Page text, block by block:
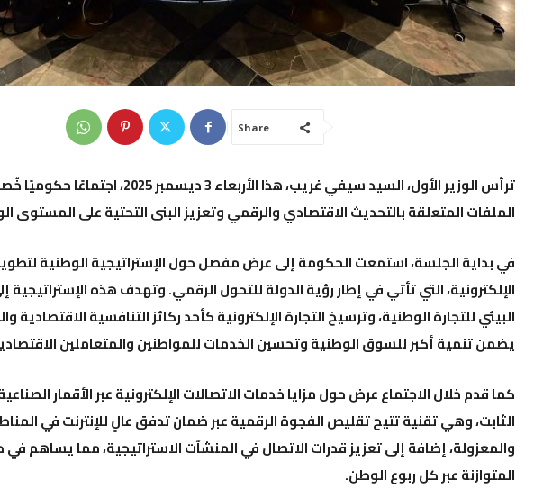
Share
ترأس الوزير الأول، السيدسيفي غريب، هذا الأربعاء3 ديسمبر 2025
، اجتماعًا حكوميًا
الملفات المتعلقة بالتحديث الاقتصادي والرقمي وتعزيز البنى التحتية على المستوى
في بداية الجلسة، استمعت الحكومة إلىعرض مفصل حول الإستراتيجية الوطنية لتطوير
الإلكترونية، التي تأتي في إطار رؤية الدولة للتحول الرقمي. وتهدف هذه الإستراتيجية
البيئي للتجارة الوطنية، وترسيخ التجارة الإلكترونية كأحد ركائزالتنافسية الاقتصادية
يضمن تنمية أكبر للسوق الوطنية وتحسين الخدمات للمواطنين والمتعاملين
كما قدم خلال الاجتماععرض حول مزايا خدمات الاتصالات الإلكترونية عبر الأقمار
الثابت، وهي تقنية تتيح تقليص الفجوة الرقمية عبر ضمان تدفق عالٍ للإنترنت في
والمعزولة، إضافة إلى تعزيز قدرات الاتصال في المنشآت الاستراتيجية، مما يساهم في
المتوازنة عبر كل ربوع الوطن.